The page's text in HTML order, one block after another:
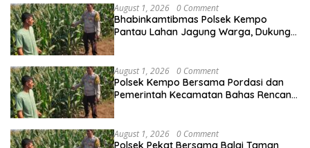
August 1, 2026 0 Comment
Bhabinkamtibmas Polsek Kempo
Pantau Lahan Jagung Warga, Dukung
August 1, 2026 0 Comment
Polsek Kempo Bersama Pordasi dan
Pemerintah Kecamatan Bahas Rencana
August 1, 2026 0 Comment